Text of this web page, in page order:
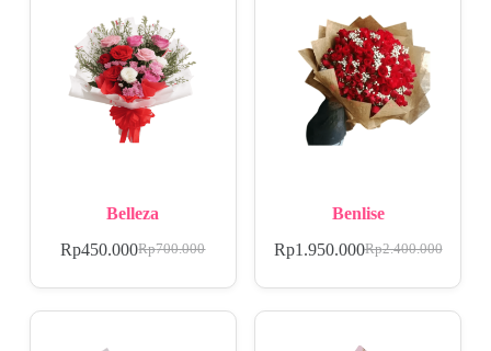
Belleza
Rp700.000
Rp450.000
Benlise
Rp2.400.000
Rp1.950.000